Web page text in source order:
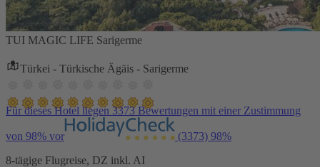
TUI MAGIC LIFE Sarigerme
Türkei - Türkische Ägäis - Sarigerme
Für dieses Hotel liegen 3373 Bewertungen mit einer Zustimmung
von 98% vor (3373) 98%
8-tägige Flugreise, DZ inkl. AI